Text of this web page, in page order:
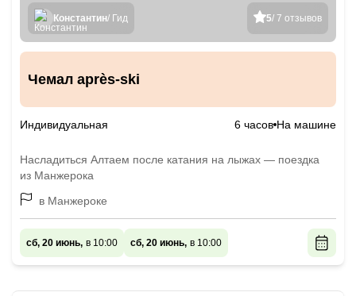
5/ 7 отзывов
Константин/ Гид
Чемал après-ski
Индивидуальная 6 часов На машине
Насладиться Алтаем после катания на лыжах — поездка
из Манжерока
в Манжероке
сб, 20 июнь, в 10:00 сб, 20 июнь, в 10:00